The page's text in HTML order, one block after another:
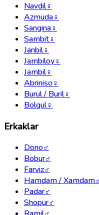
Navdil♀
Azmuda♀
Sangina♀
Sambit♀
Janbil♀
Jambiloy♀
Jambil♀
Abriniso♀
Burul / Buril♀
Bolgul♀
Erkaklar
Dono♂
Bobur♂
Farviz♂
Hamdam / Xamdam
Padar♂
Shopur♂